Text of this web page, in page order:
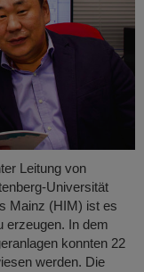
Leitung von
Universität
Mainz (HIM) ist es
erzeugen. In dem
konnten 22
werden. Die